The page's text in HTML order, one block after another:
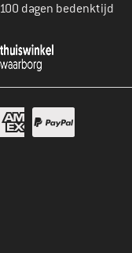
100 dagen bedenktijd